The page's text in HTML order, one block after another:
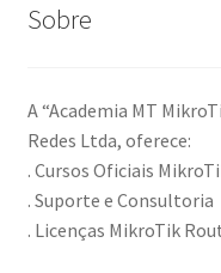
Sobre
A “Academia MT
Redes Ltda, oferece:
. Cursos Oficiais
. Suporte e Consultoria
. Licenças MikroTik